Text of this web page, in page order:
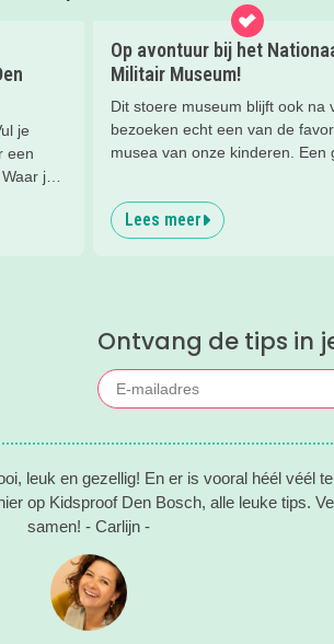
je
een
je
met
het
Op avontuur bij het
Militair Museum!
Dit stoere museum blijft ook na
bezoeken echt een van de
musea van onze kinderen. Een
ze zo leuk vinden aan het NMM.
mega coole vliegtuigen overal’,
stormbaan buiten’, ‘de Xplore’
Lees meer
Ontvang de tips in
leuk en gezellig! En er is vooral héél véél
op Kidsproof Den Bosch, alle leuke tips.
samen! - Carlijn -